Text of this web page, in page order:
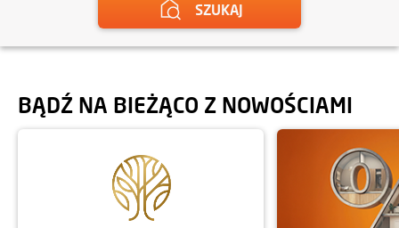
SZUKAJ
BĄDŹ NA BIEŻĄCO Z NOWOŚCIAMI